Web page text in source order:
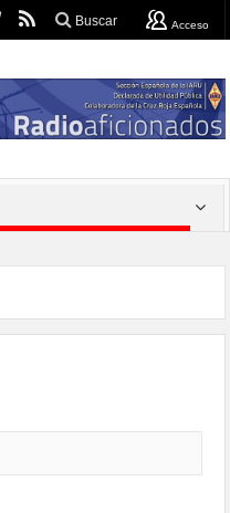
Buscar Acceso